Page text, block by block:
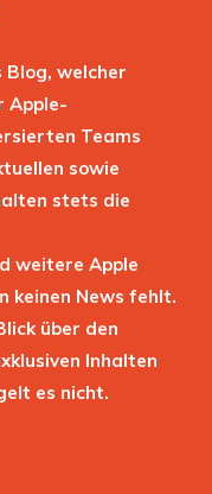
Blog, welcher
Apple-
Teams
sowie
stets die
weitere Apple
keinen News fehlt.
über den
Inhalten
es nicht.